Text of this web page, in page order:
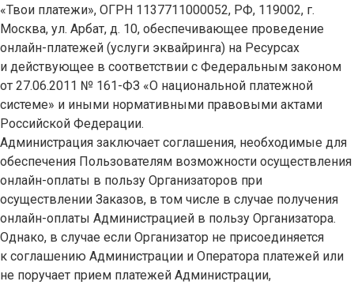
«Твои платежи», ОГРН 1137711000052, РФ, 119002, г.
Москва, ул. Арбат, д. 10, обеспечивающее проведение
онлайн-платежей (услуги эквайринга) на Ресурсах
и действующее в соответствии с Федеральным законом
от 27.06.2011 № 161-ФЗ «О национальной платежной
системе» и иными нормативными правовыми актами
Российской Федерации.
Администрация заключает соглашения, необходимые для
обеспечения Пользователям возможности осуществления
онлайн-оплаты в пользу Организаторов при
осуществлении Заказов, в том числе в случае получения
онлайн-оплаты Администрацией в пользу Организатора.
Однако, в случае если Организатор не присоединяется
к соглашению Администрации и Оператора платежей или
не поручает прием платежей Администрации,